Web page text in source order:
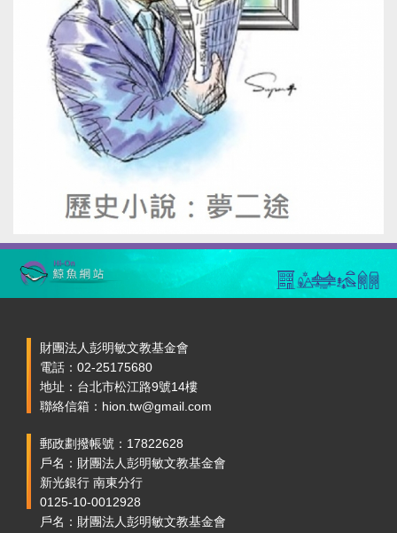
財團法人彭明敏文教基金會
電話：02-25175680
地址：台北市松江路9號14樓
聯絡信箱：hion.tw@gmail.com
郵政劃撥帳號：17822628
戶名：財團法人彭明敏文教基金會
新光銀行 南東分行
0125-10-0012928
戶名：財團法人彭明敏文教基金會